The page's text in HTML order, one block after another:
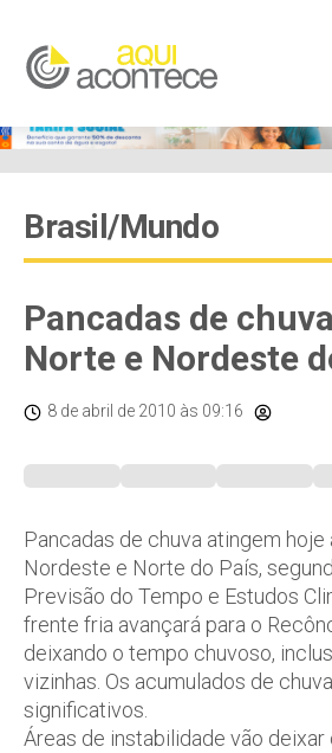
Brasil/Mundo
Pancadas de
Norte e Nordeste
8 de abril de 2010 às 09:16
Pancadas de chuva atingem hoje
Nordeste e Norte do País,
Previsão do Tempo e Estudos
frente fria avançará para o
deixando o tempo chuvoso,
vizinhas. Os acumulados de
significativos.
Áreas de instabilidade vão deixar